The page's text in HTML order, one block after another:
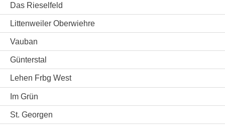
Das Rieselfeld
Littenweiler Oberwiehre
Vauban
Günterstal
Lehen Frbg West
Im Grün
St. Georgen